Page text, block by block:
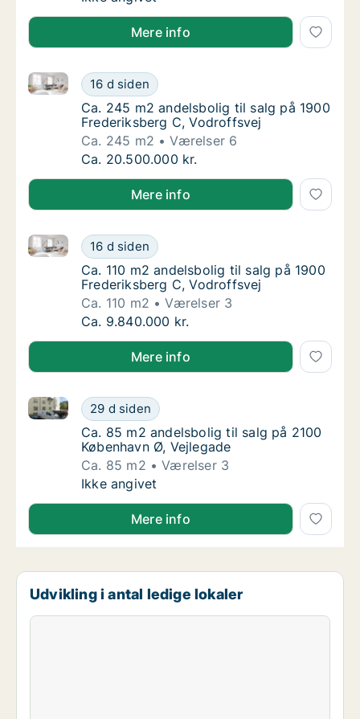
Mere info
Ca. 245 m2 andelsbolig til salg på 1900
16 d siden
Ca. 245 m2 andelsbolig til salg på 1900
Ca. 245 m2 andelsbolig til salg på 1900
Ca. 245 m2 andelsbolig til salg på 1900
Frederiksberg C, Vodroffsvej
Ca. 245 m2
Værelser 6
Ca. 245 m2 andelsbolig til salg på 1900
Ca. 20.500.000 kr.
Mere info
Ca. 110 m2 andelsbolig til salg på 1900
16 d siden
Ca. 110 m2 andelsbolig til salg på 1900
Ca. 110 m2 andelsbolig til salg på 1900
Ca. 110 m2 andelsbolig til salg på 1900
Frederiksberg C, Vodroffsvej
Ca. 110 m2
Værelser 3
Ca. 110 m2 andelsbolig til salg på 1900
Ca. 9.840.000 kr.
Mere info
Ca. 85 m2 andelsbolig til salg på 2100
29 d siden
Ca. 85 m2 andelsbolig til salg på 2100 København
Ca. 85 m2 andelsbolig til salg på 2100
Ca. 85 m2 andelsbolig til salg på 2100
København Ø, Vejlegade
Ca. 85 m2
Værelser 3
Ca. 85 m2 andelsbolig til salg på 2100
Ikke angivet
Mere info
Udvikling i antal ledige lokaler